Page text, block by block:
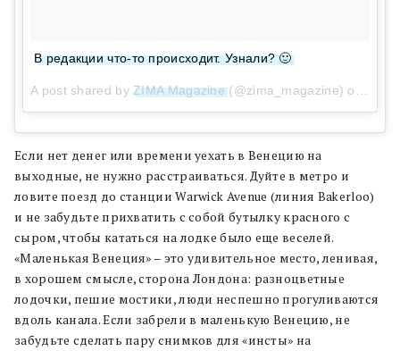
В редакции что-то происходит. Узнали? 🙂
A post shared by ZIMA Magazine(@zima_magazine) on
Если нет денег или времени уехать в Венецию на
выходные, не нужно расстраиваться. Дуйте в метро и
ловите поезд до станции Warwick Avenue (линия Bakerloo)
и не забудьте прихватить с собой бутылку красного с
сыром, чтобы кататься на лодке было еще веселей.
«Маленькая Венеция» – это удивительное место, ленивая,
в хорошем смысле, сторона Лондона: разноцветные
лодочки, пешие мостики, люди неспешно прогуливаются
вдоль канала. Если забрели в маленькую Венецию, не
забудьте сделать пару снимков для «инсты» на